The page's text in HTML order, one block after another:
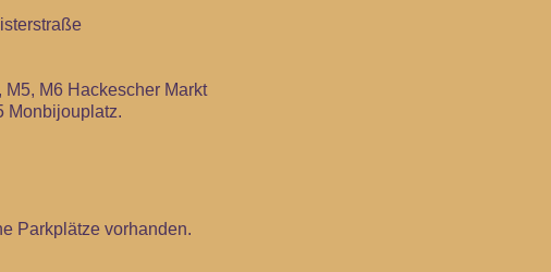
M5, M6 Hackescher Markt
Monbijouplatz.
Parkplätze vorhanden.